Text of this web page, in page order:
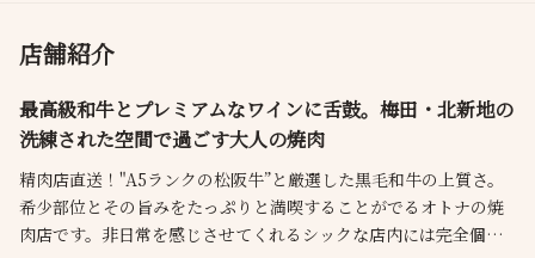
店舗紹介
最高級和牛とプレミアムなワインに舌鼓。梅田・北新地の
洗練された空間で過ごす大人の焼肉
精肉店直送！"A5ランクの松阪牛”と厳選した黒毛和牛の上質さ。
希少部位とその旨みをたっぷりと満喫することがでるオトナの焼
肉店です。非日常を感じさせてくれるシックな店内には完全個室